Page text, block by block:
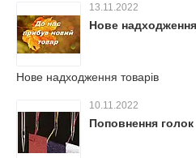
13.11.2022
Нове
Нове надходження товарів
10.11.2022
Поповнення